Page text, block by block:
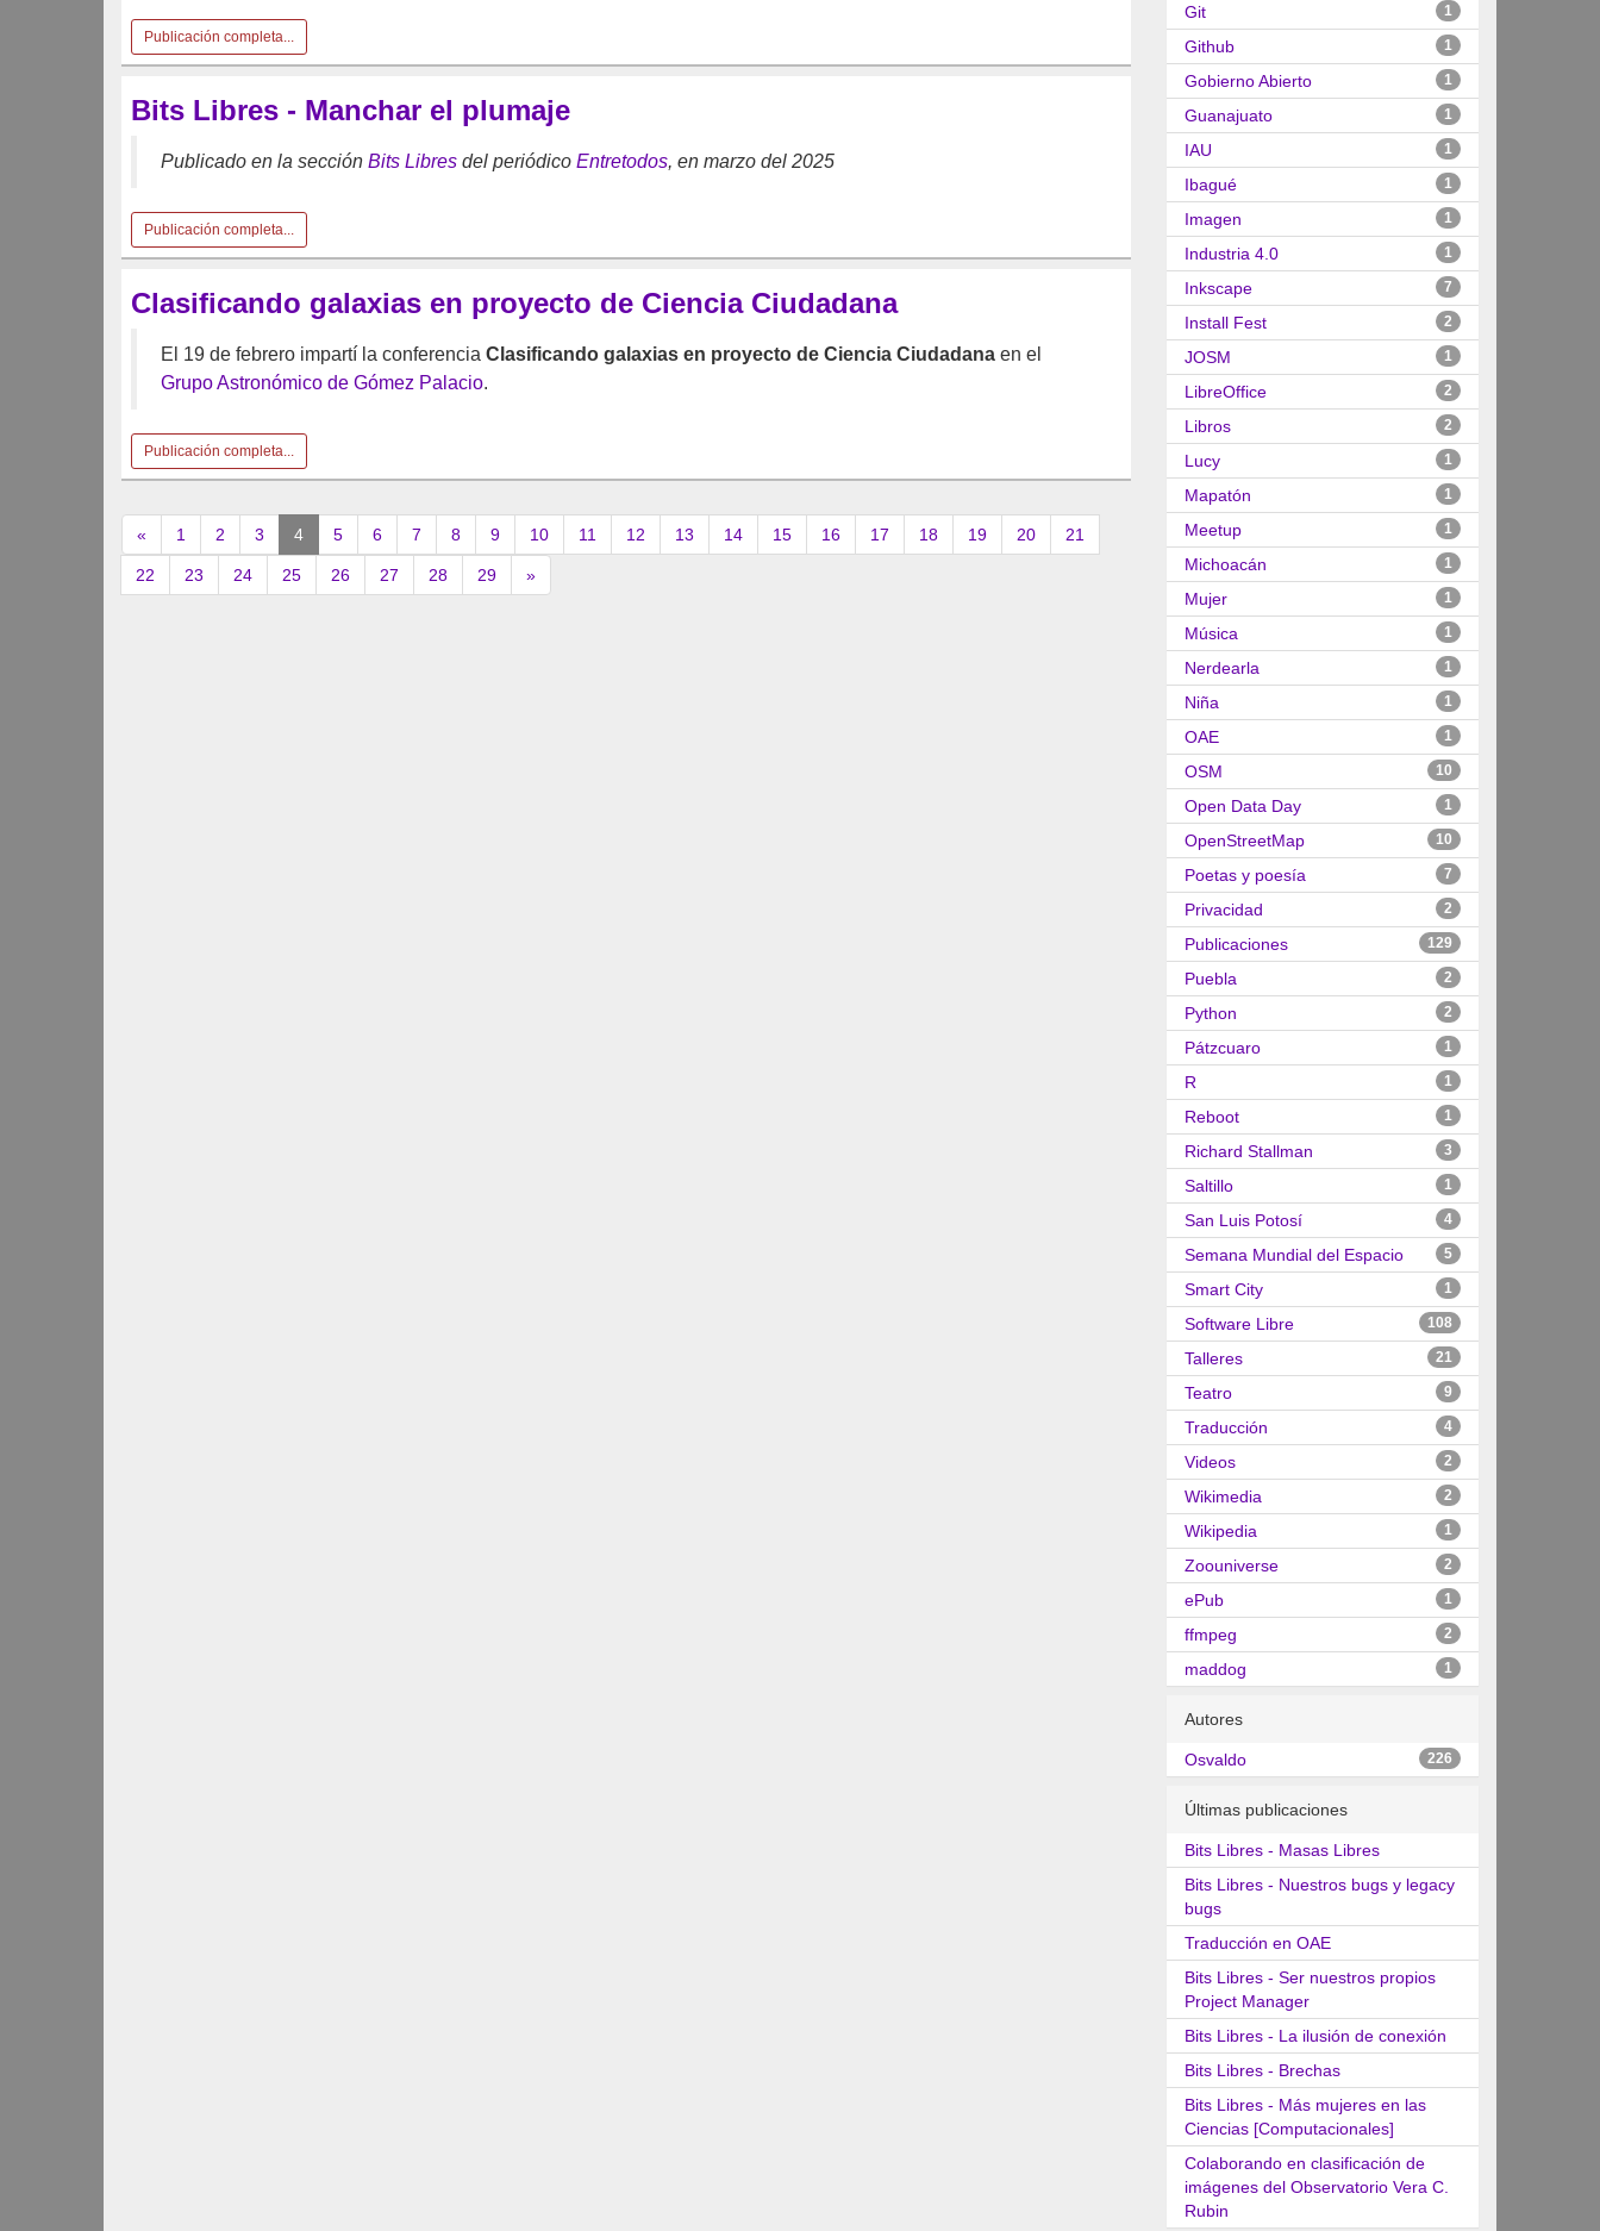
Publicación completa...
Bits Libres - Manchar el plumaje
Publicado en la sección Bits Libres del periódico Entretodos, en marzo del 2025
Publicación completa...
Clasificando galaxias en proyecto de Ciencia Ciudadana
El 19 de febrero impartí la conferencia Clasificando galaxias en proyecto de Ciencia Ciudadana en el
Grupo Astronómico de Gómez Palacio.
Publicación completa...
« 1 2 3 4(current)
5 6 7 8 9 10 11 12 13 14 15 16 17 18 19 20 21
22 23 24 25 26 27 28 29 »
Git 1
Github 1
Gobierno Abierto 1
Guanajuato 1
IAU 1
Ibagué 1
Imagen 1
Industria 4.0 1
Inkscape 7
Install Fest 2
JOSM 1
LibreOffice 2
Libros 2
Lucy 1
Mapatón 1
Meetup 1
Michoacán 1
Mujer 1
Música 1
Nerdearla 1
Niña 1
OAE 1
OSM 10
Open Data Day 1
OpenStreetMap 10
Poetas y poesía 7
Privacidad 2
Publicaciones 129
Puebla 2
Python 2
Pátzcuaro 1
R 1
Reboot 1
Richard Stallman 3
Saltillo 1
San Luis Potosí 4
Semana Mundial del Espacio 5
Smart City 1
Software Libre 108
Talleres 21
Teatro 9
Traducción 4
Videos 2
Wikimedia 2
Wikipedia 1
Zoouniverse 2
ePub 1
ffmpeg 2
maddog 1
Autores
Osvaldo 226
Últimas publicaciones
Bits Libres - Masas Libres
Bits Libres - Nuestros bugs y legacy
bugs
Traducción en OAE
Bits Libres - Ser nuestros propios
Project Manager
Bits Libres - La ilusión de conexión
Bits Libres - Brechas
Bits Libres - Más mujeres en las
Ciencias [Computacionales]
Colaborando en clasificación de
imágenes del Observatorio Vera C.
Rubin